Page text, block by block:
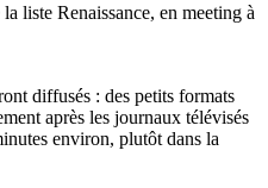
liste Renaissance, en meeting à
diffusés : des petits formats
après les journaux télévisés
environ, plutôt dans la